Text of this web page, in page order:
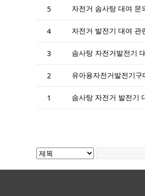
5 자전거 솜사탕 대여 문
4 자전거 발전기 대여 관
3 솜사탕 자전거발전기
2 유아용자전거발전기구
1 솜사탕 자전거 발전기